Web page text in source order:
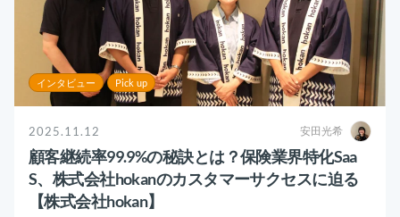
コンサル・トレーニング
コンサルティング
ブートキャンプ
CS人材育成プログラム
運用代行・人材派遣
カスタマーサクセス人材派遣・常駐
カスタマーサクセスBPO
2024.11.07
サボタージュマニュアルとは？組織の内部崩壊
に関するバイブル
組織作り
意外と知らない？Google スプレッドシート関
数の落とし穴 ～集計作業を効率化する4つの
関数と、見落としがちな注意点～
カスタマーサポート
インタビュー Pick up
2025.11.12 安田光希
顧客継続率99.9%の秘訣とは？保険業界特化Saa
S、株式会社hokanのカスタマーサクセスに迫る
【株式会社hokan】